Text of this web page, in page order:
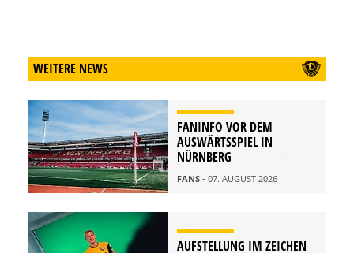
WEITERE NEWS
FANINFO VOR DEM
AUSWÄRTSSPIEL IN
NÜRNBERG
FANS - 07. AUGUST 2026
AUFSTELLUNG IM ZEICHEN